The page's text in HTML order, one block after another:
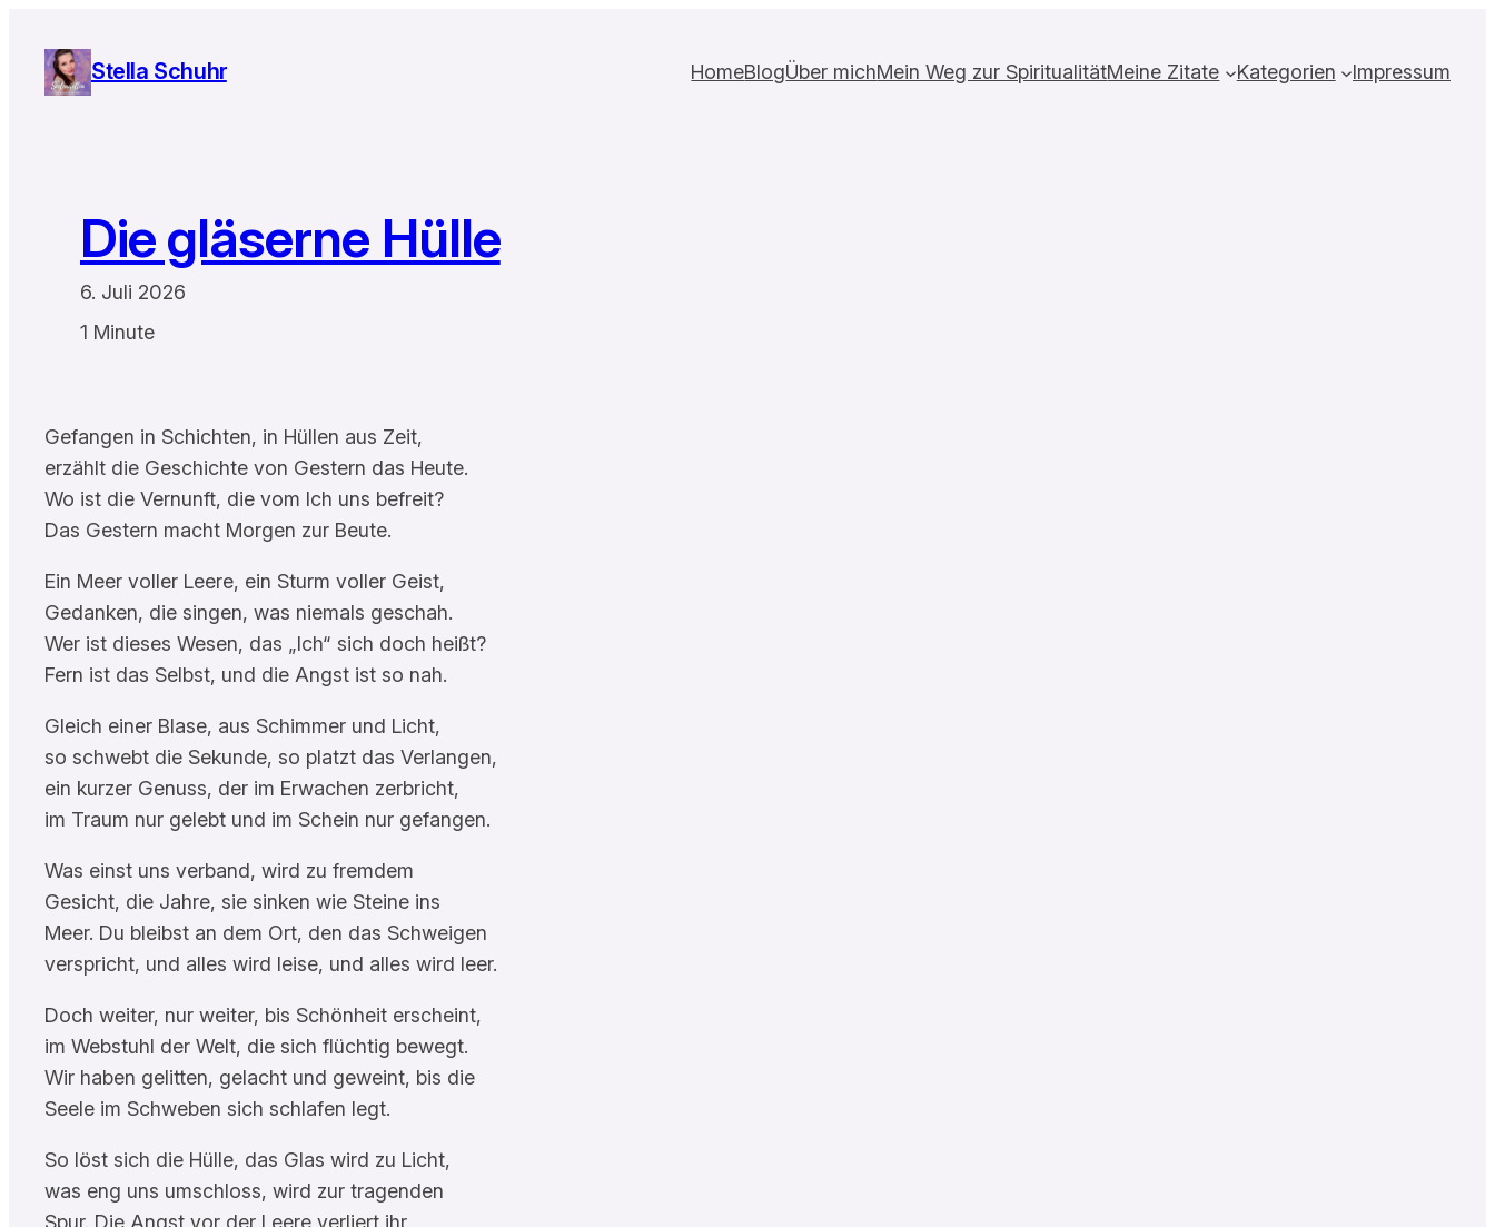
Inhalt
springen
Stella Schuhr HomeBlogÜber michMein Weg zur SpiritualitätMeine Zitate Kategorien Impressum
Die gläserne Hülle
6. Juli 2026
1 Minute
Gefangen in Schichten, in Hüllen aus Zeit,
erzählt die Geschichte von Gestern das Heute.
Wo ist die Vernunft, die vom Ich uns befreit?
Das Gestern macht Morgen zur Beute.
Ein Meer voller Leere, ein Sturm voller Geist,
Gedanken, die singen, was niemals geschah.
Wer ist dieses Wesen, das „Ich“ sich doch heißt?
Fern ist das Selbst, und die Angst ist so nah.
Gleich einer Blase, aus Schimmer und Licht,
so schwebt die Sekunde, so platzt das Verlangen,
ein kurzer Genuss, der im Erwachen zerbricht,
im Traum nur gelebt und im Schein nur gefangen.
Was einst uns verband, wird zu fremdem
Gesicht, die Jahre, sie sinken wie Steine ins
Meer. Du bleibst an dem Ort, den das Schweigen
verspricht, und alles wird leise, und alles wird leer.
Doch weiter, nur weiter, bis Schönheit erscheint,
im Webstuhl der Welt, die sich flüchtig bewegt.
Wir haben gelitten, gelacht und geweint, bis die
Seele im Schweben sich schlafen legt.
So löst sich die Hülle, das Glas wird zu Licht,
was eng uns umschloss, wird zur tragenden
Spur. Die Angst vor der Leere verliert ihr